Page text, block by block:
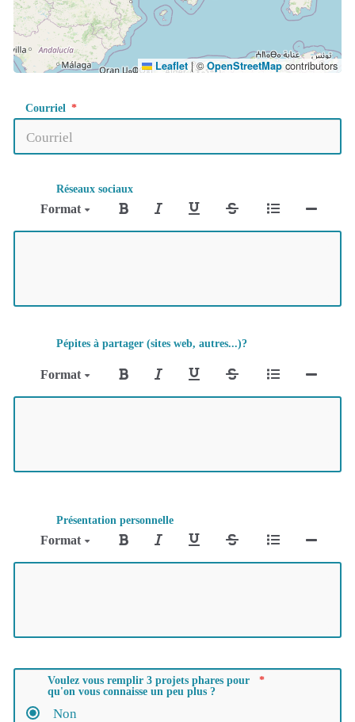
Leaflet |© OpenStreetMap contributors
Courriel
Réseaux sociaux
Format
Pépites à partager (sites web, autres...)?
Format
Présentation personnelle
Format
Voulez vous remplir 3 projets phares pour
qu'on vous connaisse un peu plus ?
Non